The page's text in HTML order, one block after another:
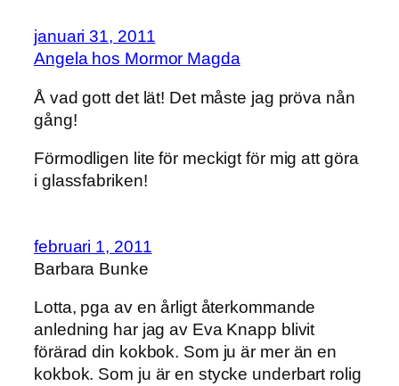
januari 31, 2011
Angela hos Mormor Magda
Å vad gott det lät! Det måste jag pröva nån
gång!
Förmodligen lite för meckigt för mig att göra
i glassfabriken!
februari 1, 2011
Barbara Bunke
Lotta, pga av en årligt återkommande
anledning har jag av Eva Knapp blivit
förärad din kokbok. Som ju är mer än en
kokbok. Som ju är en stycke underbart rolig